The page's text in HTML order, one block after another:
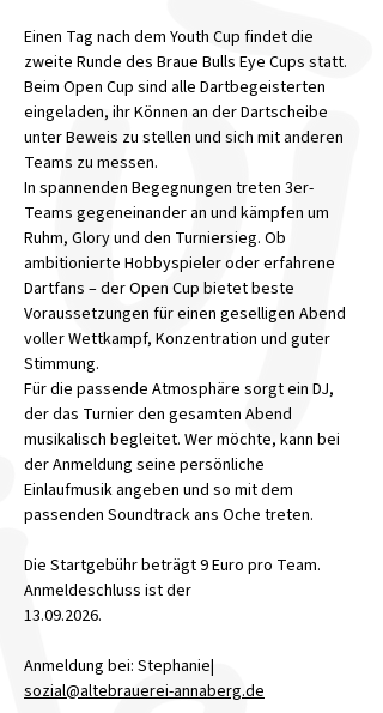
Einen Tag nach dem Youth Cup findet die
zweite Runde des Braue Bulls Eye Cups statt.
Beim Open Cup sind alle Dartbegeisterten
eingeladen, ihr Können an der Dartscheibe
unter Beweis zu stellen und sich mit anderen
Teams zu messen.
In spannenden Begegnungen treten 3er-
Teams gegeneinander an und kämpfen um
Ruhm, Glory und den Turniersieg. Ob
ambitionierte Hobbyspieler oder erfahrene
Dartfans – der Open Cup bietet beste
Voraussetzungen für einen geselligen Abend
voller Wettkampf, Konzentration und guter
Stimmung.
Für die passende Atmosphäre sorgt ein DJ,
der das Turnier den gesamten Abend
musikalisch begleitet. Wer möchte, kann bei
der Anmeldung seine persönliche
Einlaufmusik angeben und so mit dem
passenden Soundtrack ans Oche treten.
Die Startgebühr beträgt 9 Euro pro Team.
Anmeldeschluss ist der
13.09.2026.
Anmeldung bei: Stephanie|
sozial@altebrauerei-annaberg.de